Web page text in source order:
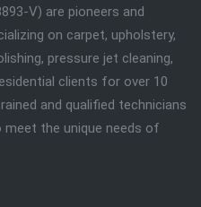
V) are pioneers and
on carpet, upholstery,
pressure jet cleaning,
clients for over 10
and qualified technicians
meet the unique needs of